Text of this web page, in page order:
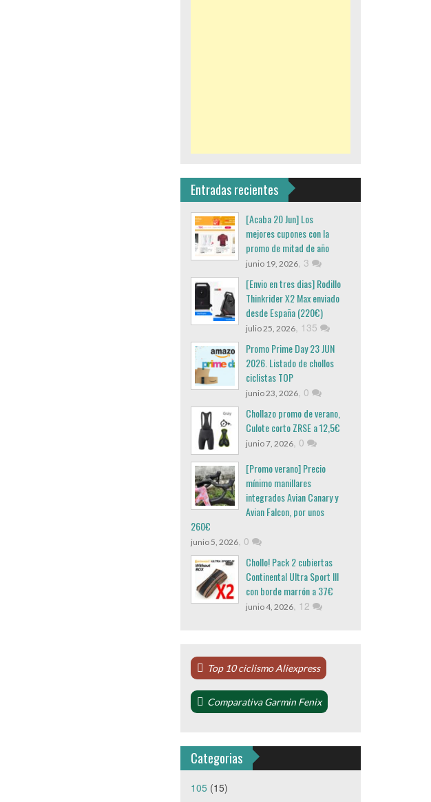
Entradas recientes
[Acaba 20 Jun] Los
mejores cupones con la
promo de mitad de año
junio 19, 2026, 3
[Envio en tres dias] Rodillo
Thinkrider X2 Max enviado
desde España (220€)
julio 25, 2026, 135
Promo Prime Day 23 JUN
2026. Listado de chollos
ciclistas TOP
junio 23, 2026, 0
Chollazo promo de verano,
Culote corto ZRSE a 12,5€
junio 7, 2026, 0
[Promo verano] Precio
mínimo manillares
integrados Avian Canary y
Avian Falcon, por unos
260€
junio 5, 2026, 0
Chollo! Pack 2 cubiertas
Continental Ultra Sport III
con borde marrón a 37€
junio 4, 2026, 12
Top 10 ciclismo Aliexpress
Comparativa Garmin Fenix
Categorias
105(15)